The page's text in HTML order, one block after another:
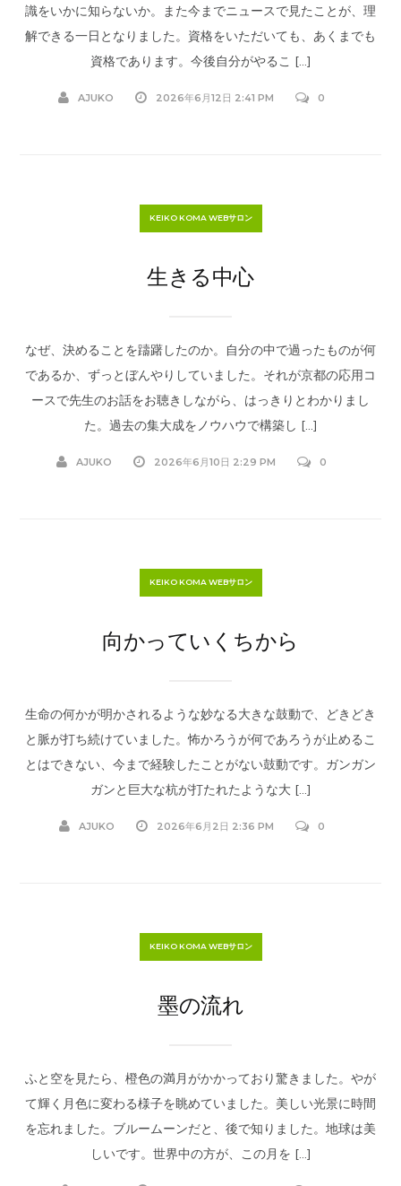
識をいかに知らないか。また今までニュースで見たことが、理
解できる一日となりました。資格をいただいても、あくまでも
資格であります。今後自分がやるこ […]
AJUKO 2026年6月12日 2:41 PM 0
KEIKO KOMA WEBサロン
生きる中心
なぜ、決めることを躊躇したのか。自分の中で過ったものが何
であるか、ずっとぼんやりしていました。それが京都の応用コ
ースで先生のお話をお聴きしながら、はっきりとわかりまし
た。過去の集大成をノウハウで構築し […]
AJUKO 2026年6月10日 2:29 PM 0
KEIKO KOMA WEBサロン
向かっていくちから
生命の何かが明かされるような妙なる大きな鼓動で、どきどき
と脈が打ち続けていました。怖かろうが何であろうが止めるこ
とはできない、今まで経験したことがない鼓動です。ガンガン
ガンと巨大な杭が打たれたような大 […]
AJUKO 2026年6月2日 2:36 PM 0
KEIKO KOMA WEBサロン
墨の流れ
ふと空を見たら、橙色の満月がかかっており驚きました。やが
て輝く月色に変わる様子を眺めていました。美しい光景に時間
を忘れました。ブルームーンだと、後で知りました。地球は美
しいです。世界中の方が、この月を […]